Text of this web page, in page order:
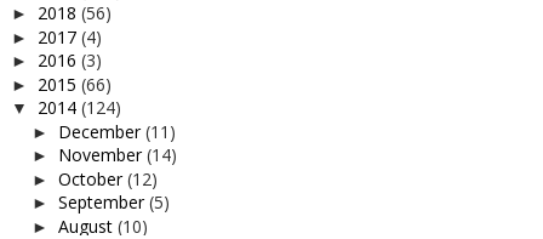
► 2018 (56)
► 2017 (4)
► 2016 (3)
► 2015 (66)
▼ 2014 (124)
► December(11)
► November(14)
► October(12)
► September(5)
► August (10)